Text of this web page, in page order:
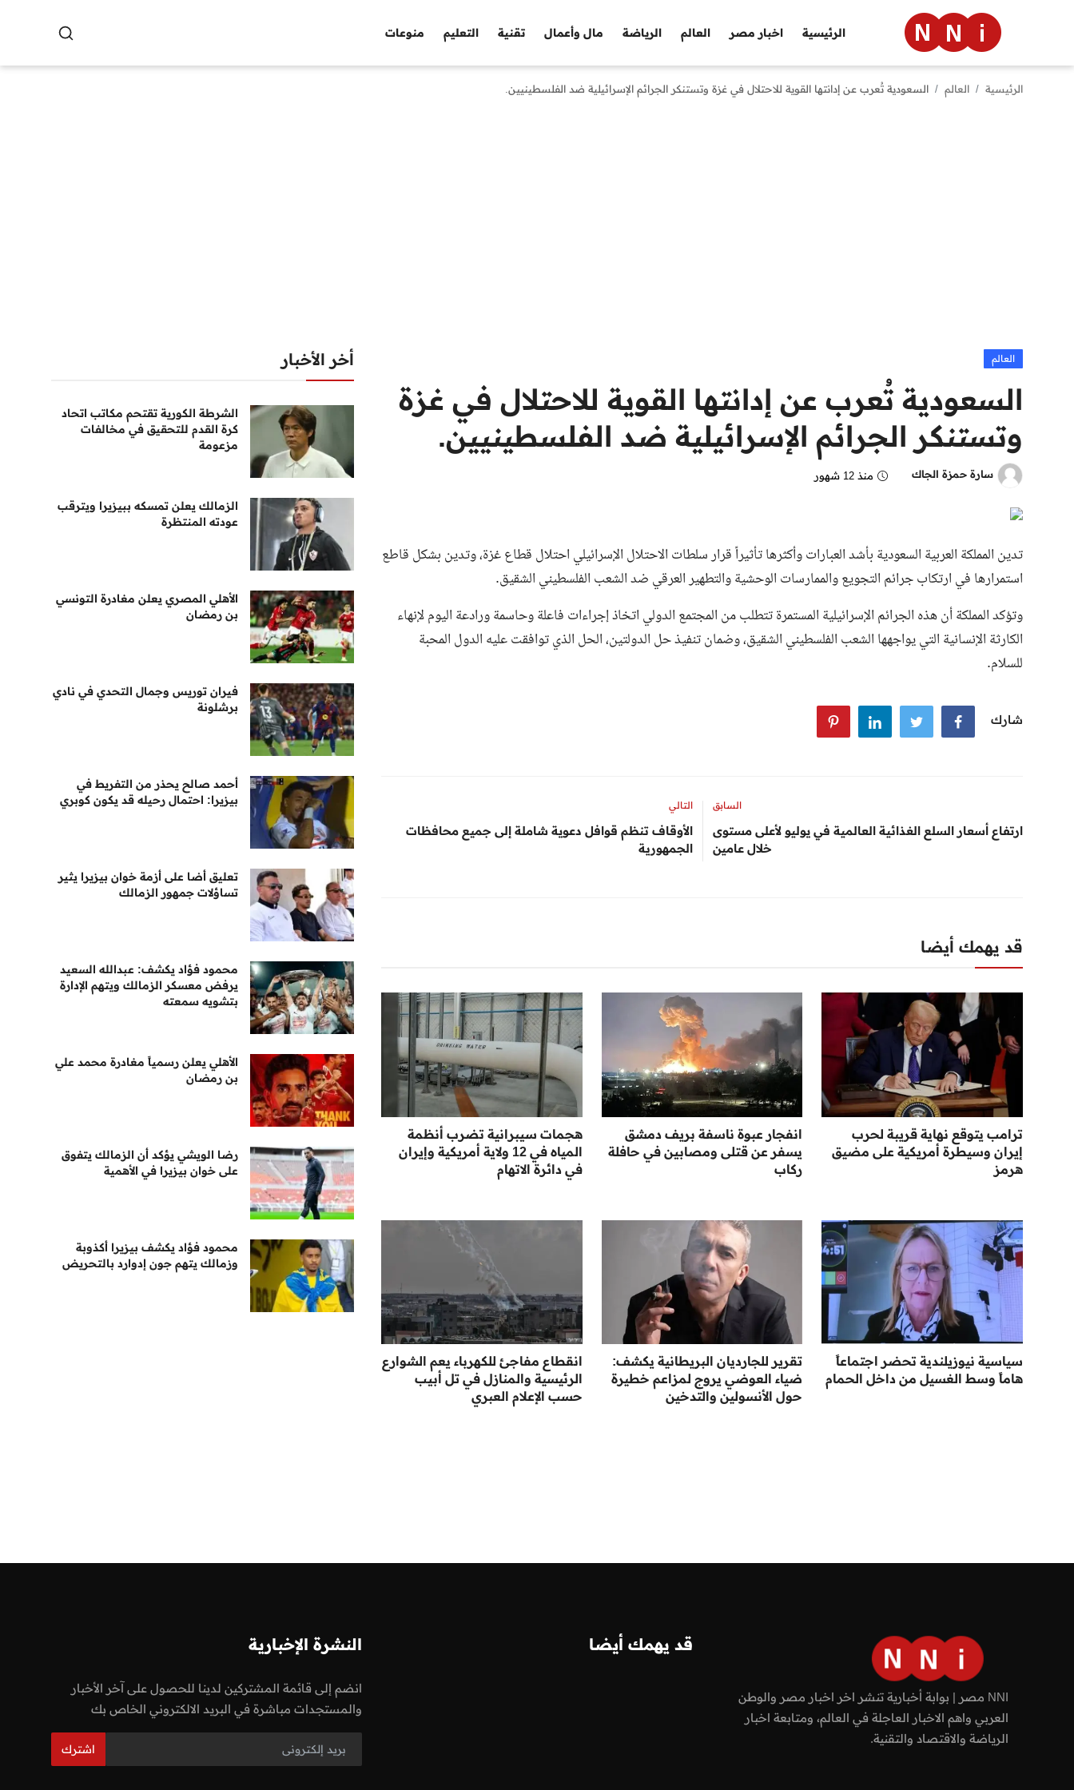
الرئيسية اخبار مصر العالم الرياضة مال وأعمال تقنية التعليم منوعات
منوعات
الرئيسية العالم السعودية تُعرب عن إدانتها القوية للاحتلال في غزة وتستنكر الجرائم الإسرائيلية ضد الفلسطينيين.
العالم
السعودية تُعرب عن إدانتها القوية للاحتلال في غزة
وتستنكر الجرائم الإسرائيلية ضد الفلسطينيين.
سارة حمزة الجاك منذ 12 شهور
تدين المملكة العربية السعودية بأشد العبارات وأكثرها تأثيراً قرار سلطات الاحتلال الإسرائيلي احتلال قطاع غزة، وتدين بشكل قاطع
استمرارها في ارتكاب جرائم التجويع والممارسات الوحشية والتطهير العرقي ضد الشعب الفلسطيني الشقيق.
وتؤكد المملكة أن هذه الجرائم الإسرائيلية المستمرة تتطلب من المجتمع الدولي اتخاذ إجراءات فاعلة وحاسمة ورادعة اليوم لإنهاء
الكارثة الإنسانية التي يواجهها الشعب الفلسطيني الشقيق، وضمان تنفيذ حل الدولتين، الحل الذي توافقت عليه الدول المحبة
للسلام.
شارك
السابق
ارتفاع أسعار السلع الغذائية العالمية في يوليو لأعلى مستوى
خلال عامين
التالي
الأوقاف تنظم قوافل دعوية شاملة إلى جميع محافظات
الجمهورية
قد يهمك أيضا
ترامب يتوقع نهاية قريبة لحرب
إيران وسيطرة أمريكية على مضيق
هرمز
انفجار عبوة ناسفة بريف دمشق
يسفر عن قتلى ومصابين في حافلة
ركاب
هجمات سيبرانية تضرب أنظمة
المياه في 12 ولاية أمريكية وإيران
في دائرة الاتهام
سياسية نيوزيلندية تحضر اجتماعاً
هاماً وسط الغسيل من داخل الحمام
تقرير للجارديان البريطانية يكشف:
ضياء العوضي يروج لمزاعم خطيرة
حول الأنسولين والتدخين
انقطاع مفاجئ للكهرباء يعم الشوارع
الرئيسية والمنازل في تل أبيب
حسب الإعلام العبري
أخر الأخبار
الشرطة الكورية تقتحم مكاتب اتحاد
كرة القدم للتحقيق في مخالفات
مزعومة
الزمالك يعلن تمسكه ببيزيرا ويترقب
عودته المنتظرة
الأهلي المصري يعلن مغادرة التونسي
بن رمضان
فيران توريس وجمال التحدي في نادي
برشلونة
أحمد صالح يحذر من التفريط في
بيزيرا: احتمال رحيله قد يكون كوبري
تعليق أضا على أزمة خوان بيزيرا يثير
تساؤلات جمهور الزمالك
محمود فؤاد يكشف: عبدالله السعيد
يرفض معسكر الزمالك ويتهم الإدارة
بتشويه سمعته
الأهلي يعلن رسمياً مغادرة محمد علي
بن رمضان
رضا الويشي يؤكد أن الزمالك يتفوق
على خوان بيزيرا في الأهمية
محمود فؤاد يكشف بيزيرا أكذوبة
وزمالك يتهم جون إدوارد بالتحريض
NNI مصر | بوابة أخبارية تنشر اخر اخبار مصر والوطن
العربي واهم الاخبار العاجلة في العالم، ومتابعة اخبار
الرياضة والاقتصاد والتقنية.
قد يهمك أيضا النشرة الإخبارية
انضم إلى قائمة المشتركين لدينا للحصول على آخر الأخبار
والمستجدات مباشرة في البريد الالكتروني الخاص بك
اشترك